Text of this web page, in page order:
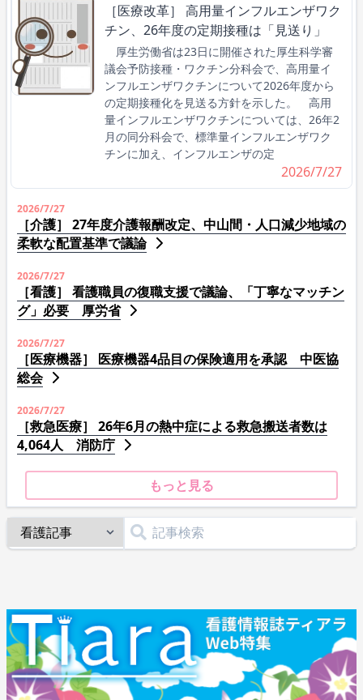
［医療改革］ 高用量インフルエンザワク
チン、26年度の定期接種は「見送り」
厚生労働省は23日に開催された厚生科学審
議会予防接種・ワクチン分科会で、高用量イ
ンフルエンザワクチンについて2026年度から
の定期接種化を見送る方針を示した。 高用
量インフルエンザワクチンについては、26年2
月の同分科会で、標準量インフルエンザワク
チンに加え、インフルエンザの定
2026/7/27
2026/7/27
［介護］ 27年度介護報酬改定、中山間・人口減少地域の
柔軟な配置基準で議論
2026/7/27
［看護］ 看護職員の復職支援で議論、「丁寧なマッチン
グ」必要 厚労省
2026/7/27
［医療機器］ 医療機器4品目の保険適用を承認 中医協
総会
2026/7/27
［救急医療］ 26年6月の熱中症による救急搬送者数は
4,064人 消防庁
もっと見る